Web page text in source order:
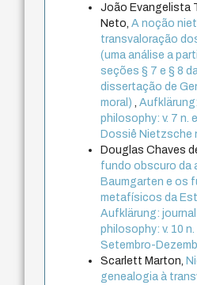
João Evangelista
Neto,A noção
transvaloração
(uma análise a
seções § 7 e § 8
dissertação de
moral)
,
philosophy: v. 7 n.
Dossiê Nietzsche
Douglas Chaves
fundo obscuro da
Baumgarten e os
metafísicos da
Aufklärung:
philosophy: v. 10
Setembro-
Scarlett Marton,
genealogia à